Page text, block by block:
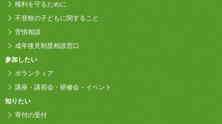
権利を守るために
不登校の子どもに関すること
苦情相談
成年後見制度相談窓口
参加したい
ボランティア
講座・講習会・研修会・イベント
知りたい
寄付の受付